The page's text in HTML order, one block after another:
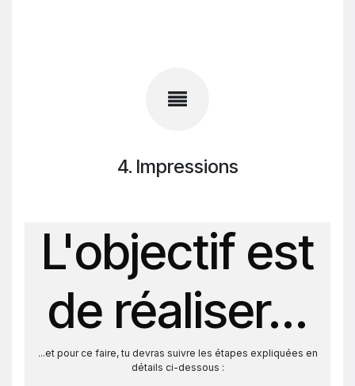
4. Impressions
L'objectif est
de réaliser...
...et pour ce faire, tu devras suivre les étapes expliquées en
détails ci-dessous :